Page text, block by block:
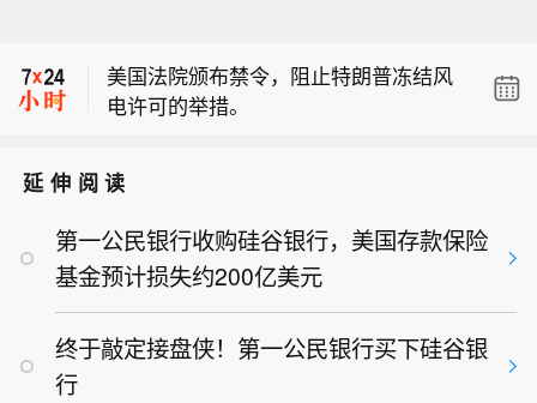
悉，最新数据显示，在以色列被行政羁
押的巴勒斯坦未成年人数量在过去约一
拘留的家长组织从以色列监狱管理局获
取的数据，在以色列被行政羁押的巴勒
斯坦未成年人人数已从2025年1月的10
3人增至2026年3月的191人。其中，被
羁押时间超过一年的巴勒斯坦未成年人
数量增幅尤为显著，从2025年3月的6人
激增至2026年3月的50人。所谓“行政羁
美国法院颁布禁令，阻止特朗普冻结风
电许可的举措。
作业协议。
延伸阅读
第一公民银行收购硅谷银行，美国存款保险
基金预计损失约200亿美元
终于敲定接盘侠！第一公民银行买下硅谷银
行